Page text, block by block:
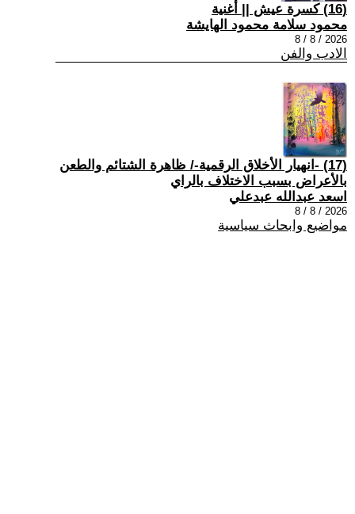
(16) كسرة عيش || أغنية
محمود سلامة محمود الهايشة
2026 / 8 / 8
الادب والفن
(17) -انهيار الأخلاق الرقمية-/ ظاهرة الشتائم والطعن
بالأعراض بسبب الاختلاف بالراي
اسعد عبدالله عبدعلي
2026 / 8 / 8
مواضيع وابحاث سياسية